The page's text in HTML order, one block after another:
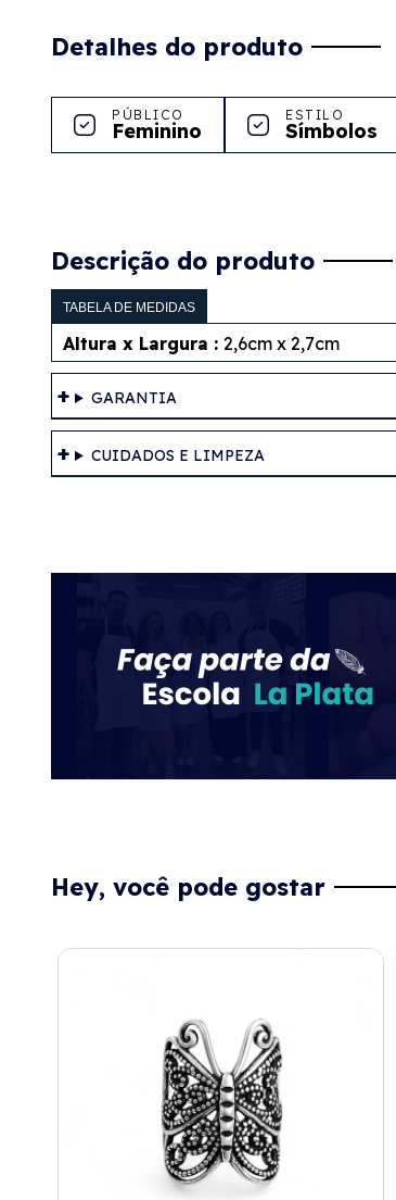
Detalhes do produto
PÚBLICO
Feminino
ESTILO
Símbolos
Descrição do produto
TABELA DE MEDIDAS
Altura x Largura : 2,6cm x 2,7cm
GARANTIA
CUIDADOS E LIMPEZA
Hey, você pode gostar